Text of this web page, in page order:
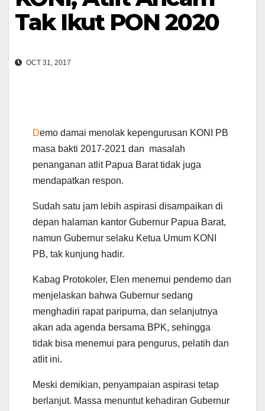
Tak Ikut PON 2020
OCT 31, 2017
Demo damai menolak kepengurusan KONI PB
masa bakti 2017-2021 dan masalah
penanganan atlit Papua Barat tidak juga
mendapatkan respon.
Sudah satu jam lebih aspirasi disampaikan di
depan halaman kantor Gubernur Papua Barat,
namun Gubernur selaku Ketua Umum KONI
PB, tak kunjung hadir.
Kabag Protokoler, Elen menemui pendemo dan
menjelaskan bahwa Gubernur sedang
menghadiri rapat paripurna, dan selanjutnya
akan ada agenda bersama BPK, sehingga
tidak bisa menemui para pengurus, pelatih dan
atlit ini.
Meski demikian, penyampaian aspirasi tetap
berlanjut. Massa menuntut kehadiran Gubernur